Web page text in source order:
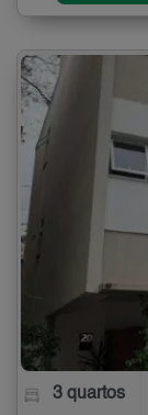
3 quartos